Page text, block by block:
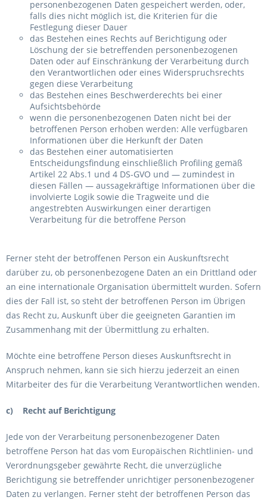
personenbezogenen Daten gespeichert werden, oder,
falls dies nicht möglich ist, die Kriterien für die
Festlegung dieser Dauer
das Bestehen eines Rechts auf Berichtigung oder
Löschung der sie betreffenden personenbezogenen
Daten oder auf Einschränkung der Verarbeitung durch
den Verantwortlichen oder eines Widerspruchsrechts
gegen diese Verarbeitung
das Bestehen eines Beschwerderechts bei einer
Aufsichtsbehörde
wenn die personenbezogenen Daten nicht bei der
betroffenen Person erhoben werden: Alle verfügbaren
Informationen über die Herkunft der Daten
das Bestehen einer automatisierten
Entscheidungsfindung einschließlich Profiling gemäß
Artikel 22 Abs.1 und 4 DS-GVO und — zumindest in
diesen Fällen — aussagekräftige Informationen über die
involvierte Logik sowie die Tragweite und die
angestrebten Auswirkungen einer derartigen
Verarbeitung für die betroffene Person
Ferner steht der betroffenen Person ein Auskunftsrecht
darüber zu, ob personenbezogene Daten an ein Drittland oder
an eine internationale Organisation übermittelt wurden. Sofern
dies der Fall ist, so steht der betroffenen Person im Übrigen
das Recht zu, Auskunft über die geeigneten Garantien im
Zusammenhang mit der Übermittlung zu erhalten.
Möchte eine betroffene Person dieses Auskunftsrecht in
Anspruch nehmen, kann sie sich hierzu jederzeit an einen
Mitarbeiter des für die Verarbeitung Verantwortlichen wenden.
c) Recht auf Berichtigung
Jede von der Verarbeitung personenbezogener Daten
betroffene Person hat das vom Europäischen Richtlinien- und
Verordnungsgeber gewährte Recht, die unverzügliche
Berichtigung sie betreffender unrichtiger personenbezogener
Daten zu verlangen. Ferner steht der betroffenen Person das